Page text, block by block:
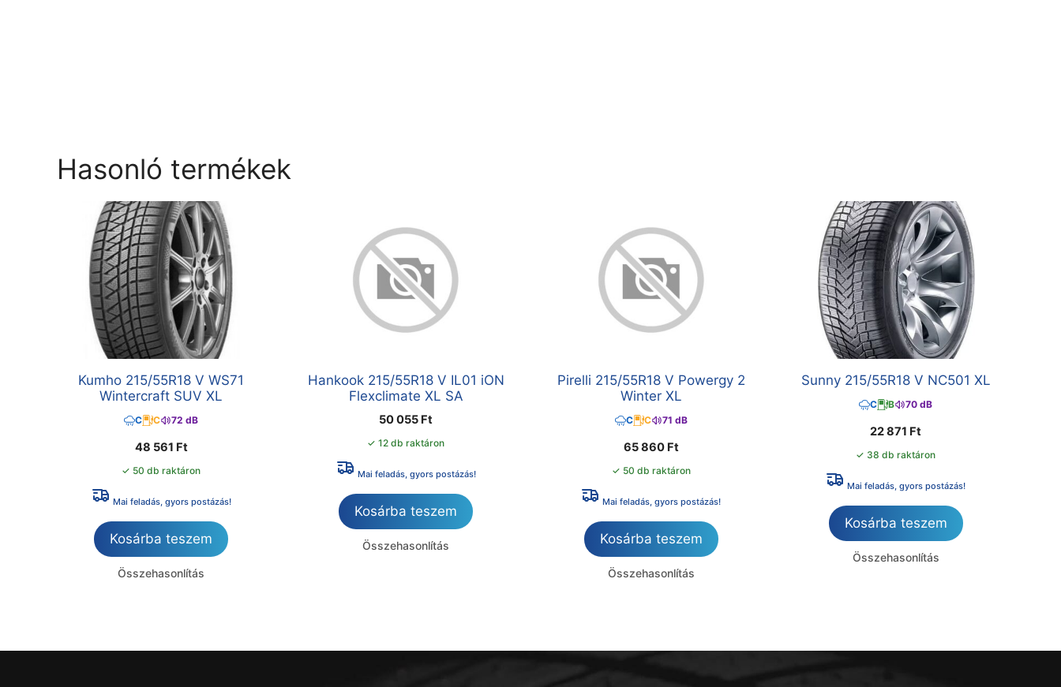
Hasonló termékek
Kumho 215/55R18 V WS71
Wintercraft SUV XL
C C 72 dB
48 561 Ft
✓ 50 db raktáron
Mai feladás, gyors postázás!
Kosárba teszem
Összehasonlítás
Hankook 215/55R18 V IL01 iON
Flexclimate XL SA
50 055 Ft
✓ 12 db raktáron
Mai feladás, gyors postázás!
Kosárba teszem
Összehasonlítás
Pirelli 215/55R18 V Powergy 2
Winter XL
C C 71 dB
65 860 Ft
✓ 50 db raktáron
Mai feladás, gyors postázás!
Kosárba teszem
Összehasonlítás
Sunny 215/55R18 V NC501 XL
C B 70 dB
22 871 Ft
✓ 38 db raktáron
Mai feladás, gyors postázás!
Kosárba teszem
Összehasonlítás